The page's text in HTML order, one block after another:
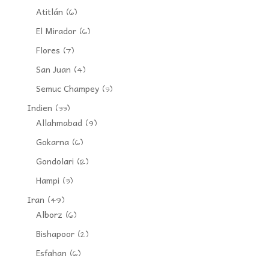
Atitlán (6)
El Mirador(6)
Flores (7)
San Juan (4)
Semuc Champey(3)
Indien (33)
Allahmabad(9)
Gokarna(6)
Gondolari (12)
Hampi (3)
Iran (49)
Alborz (6)
Bishapoor(2)
Esfahan (6)